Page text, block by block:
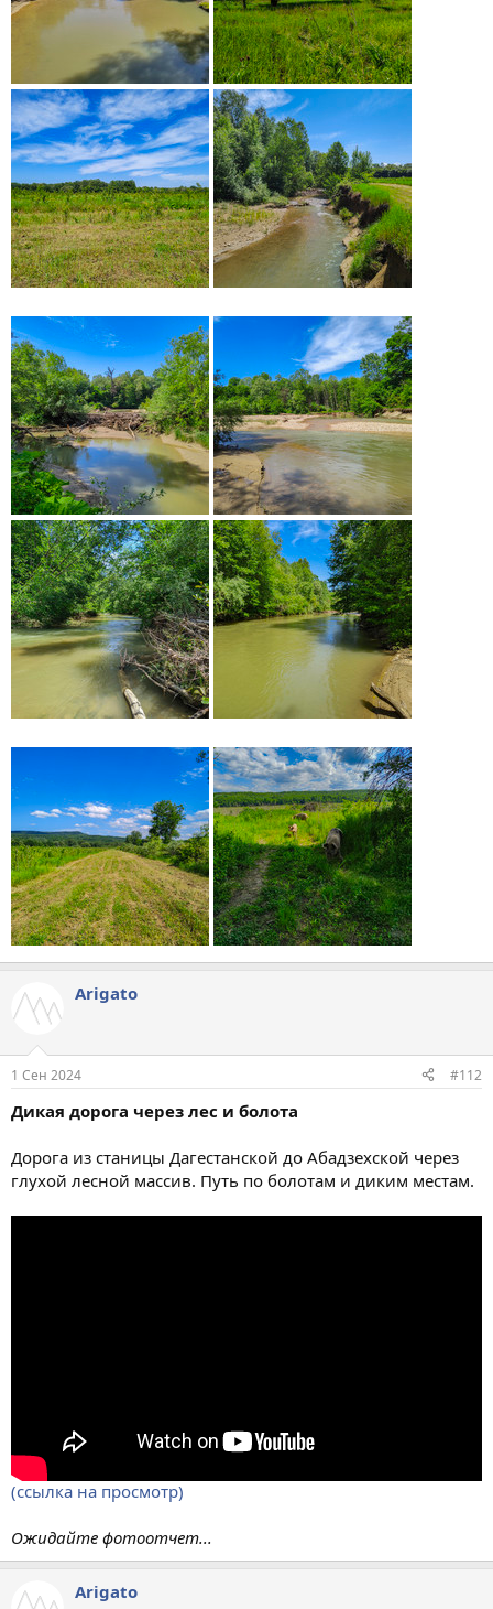
Arigato
1 Сен 2024 #112
Дикая дорога через лес и болота
Дорога из станицы Дагестанской до Абадзехской через
глухой лесной массив. Путь по болотам и диким местам.
(ссылка на просмотр)
Ожидайте фотоотчет...
Arigato